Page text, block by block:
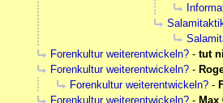
Forenkultur weiterentwickeln? - tut
Forenkultur weiterentwickeln? -
Forenkultur weiterentwickeln? -
Forenkultur weiterentwickeln? - Max